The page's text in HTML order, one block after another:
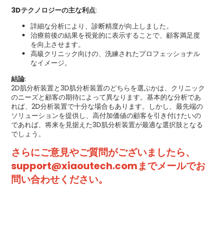
3Dテクノロジーの主な利点:
詳細な分析により、診断精度が向上しました。
治療前後の結果を視覚的に表示することで、顧客満足度
を向上させます。
高級クリニック向けの、洗練されたプロフェッショナル
なイメージ。
結論:
2D肌分析装置と3D肌分析装置のどちらを選ぶかは、クリニック
のニーズと顧客の期待によって異なります。基本的な分析であ
れば、2D分析装置で十分な場合もあります。しかし、最先端の
ソリューションを提供し、高付加価値の顧客を引き付けたいの
であれば、将来を見据えた3D肌分析装置が最適な選択肢となる
でしょう。
さらにご意見やご質問がございましたら、
support@xiaoutech.comまでメールでお
問い合わせください。